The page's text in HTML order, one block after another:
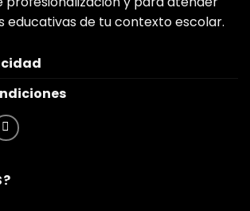
educativas de tu contexto escolar.